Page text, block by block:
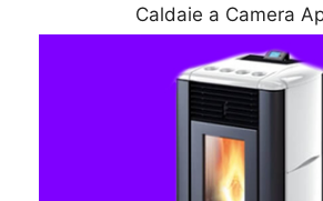
Caldaie a Camera